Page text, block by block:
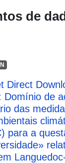
de
Direct
Domínio de
das
para a